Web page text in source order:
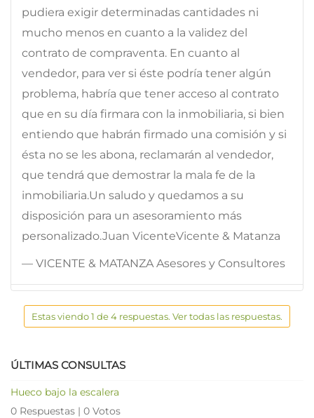
pudiera exigir determinadas cantidades ni
mucho menos en cuanto a la validez del
contrato de compraventa. En cuanto al
vendedor, para ver si éste podría tener algún
problema, habría que tener acceso al contrato
que en su día firmara con la inmobiliaria, si bien
entiendo que habrán firmado una comisión y si
ésta no se les abona, reclamarán al vendedor,
que tendrá que demostrar la mala fe de la
inmobiliaria.Un saludo y quedamos a su
disposición para un asesoramiento más
personalizado.Juan VicenteVicente & Matanza
— VICENTE & MATANZA Asesores y Consultores
Estas viendo 1 de 4 respuestas. Ver todas las respuestas.
ÚLTIMAS CONSULTAS
Hueco bajo la escalera
0 Respuestas | 0 Votos